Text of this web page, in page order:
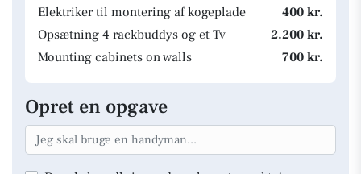
Elektriker til montering af kogeplade
400 kr.
Opsætning 4 rackbuddys og et Tv
2.200 kr.
Mounting cabinets on walls
700 kr.
Opret en opgave